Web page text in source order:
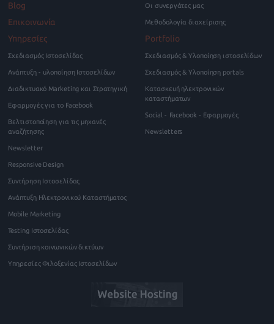
Blog
Επικοινωνία
Οι συνεργάτες μας
Μεθοδολογία διαχείρισης
Υπηρεσίες
Σχεδιασμός Ιστοσελίδας
Ανάπτυξη - υλοποίηση Ιστοσελίδων
Διαδικτυακό Marketing και Στρατηγική
Εφαρμογές για το Facebook
Βελτιστοποίηση για τις μηχανές
αναζήτησης
Newsletter
Responsive Design
Συντήρηση Ιστοσελίδας
Ανάπτυξη Ηλεκτρονικού Καταστήματος
Mobile Marketing
Testing Ιστοσελίδας
Συντήριση κοινωνικών δικτύων
Υπηρεσίες Φιλοξενίας Ιστοσελίδων
Portfolio
Σχεδιασμός & Υλοποίηση ιστοσελίδων
Σχεδιασμός & Υλοποίηση portals
Κατασκευή ηλεκτρονικών
καταστήματων
Social - Facebook - Εφαρμογές
Newsletters